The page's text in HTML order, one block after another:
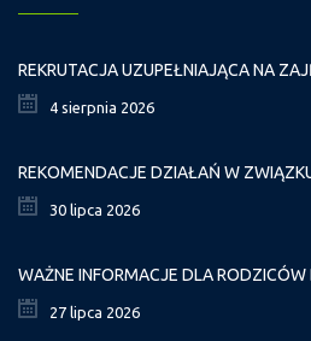
4 sierpnia 2026
REKOMENDACJE DZIAŁAŃ W
30 lipca 2026
27 lipca 2026